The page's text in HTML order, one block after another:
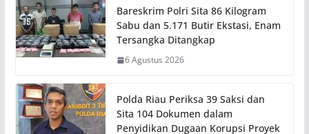
Bareskrim Polri Sita 86 Kilogram
Sabu dan 5.171 Butir Ekstasi, Enam
Tersangka Ditangkap
6 Agustus 2026
Polda Riau Periksa 39 Saksi dan
Sita 104 Dokumen dalam
Penyidikan Dugaan Korupsi Proyek